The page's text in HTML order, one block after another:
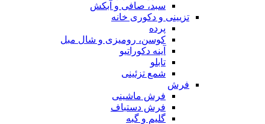
سبد، صافی و آبکش
تزیینی و دکوری خانه
پرده
کوسن، رومیزی و شال مبل
آینه دکوراتیو
تابلو
شمع تزئینی
فرش
فرش ماشینی
فرش دستباف
گلیم و گبه